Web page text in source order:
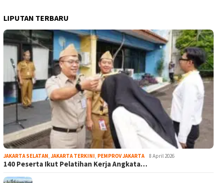
LIPUTAN TERBARU
JAKARTA SELATAN, JAKARTA TERKINI, PEMPROV JAKARTA 8 April 2026
140 Peserta Ikut Pelatihan Kerja Angkata…